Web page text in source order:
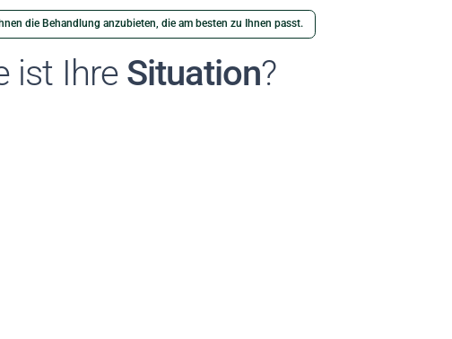
die Behandlung anzubieten, die am besten zu Ihnen passt.
ist Ihre Situation?